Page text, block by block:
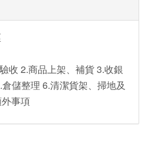
收 2.商品上架、補貨 3.收銀
儲整理 6.清潔貨架、掃地及
事項